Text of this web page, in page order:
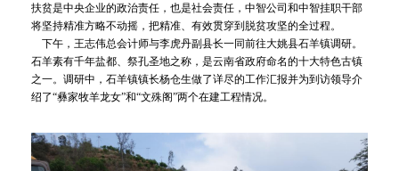
扶贫是中央企业的政治责任，也是社会责任，中智公司和中智挂职干部
将坚持精准方略不动摇，把精准、有效贯穿到脱贫攻坚的全过程。
下午，王志伟总会计师与李虎丹副县长一同前往大姚县石羊镇调研。
石羊素有千年盐都、祭孔圣地之称，是云南省政府命名的十大特色古镇
之一。调研中，石羊镇镇长杨仓生做了详尽的工作汇报并为到访领导介
绍了“彝家牧羊龙女”和“文殊阁”两个在建工程情况。